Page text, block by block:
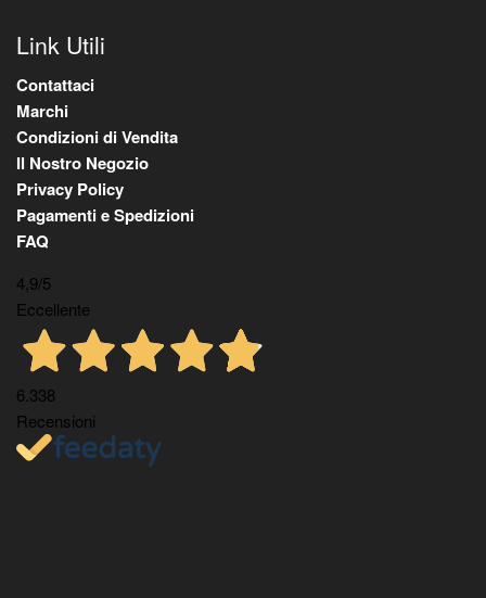
Link Utili
Contattaci
Marchi
Condizioni di Vendita
Il Nostro Negozio
Privacy Policy
Pagamenti e Spedizioni
FAQ
4,9/5
Eccellente
6.338
Recensioni